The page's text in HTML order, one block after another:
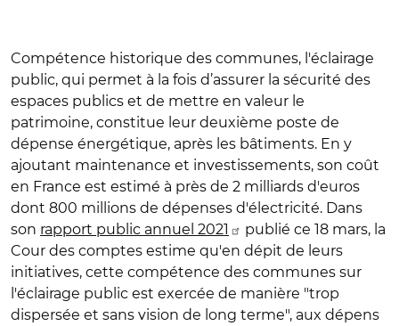
Compétence historique des communes, l'éclairage
public, qui permet à la fois d’assurer la sécurité des
espaces publics et de mettre en valeur le
patrimoine, constitue leur deuxième poste de
dépense énergétique, après les bâtiments. En y
ajoutant maintenance et investissements, son coût
en France est estimé à près de 2 milliards d'euros
dont 800 millions de dépenses d'électricité. Dans
son rapport public annuel 2021
publié ce 18 mars, la
Cour des comptes estime qu'en dépit de leurs
initiatives, cette compétence des communes sur
l'éclairage public est exercée de manière "trop
dispersée et sans vision de long terme", aux dépens